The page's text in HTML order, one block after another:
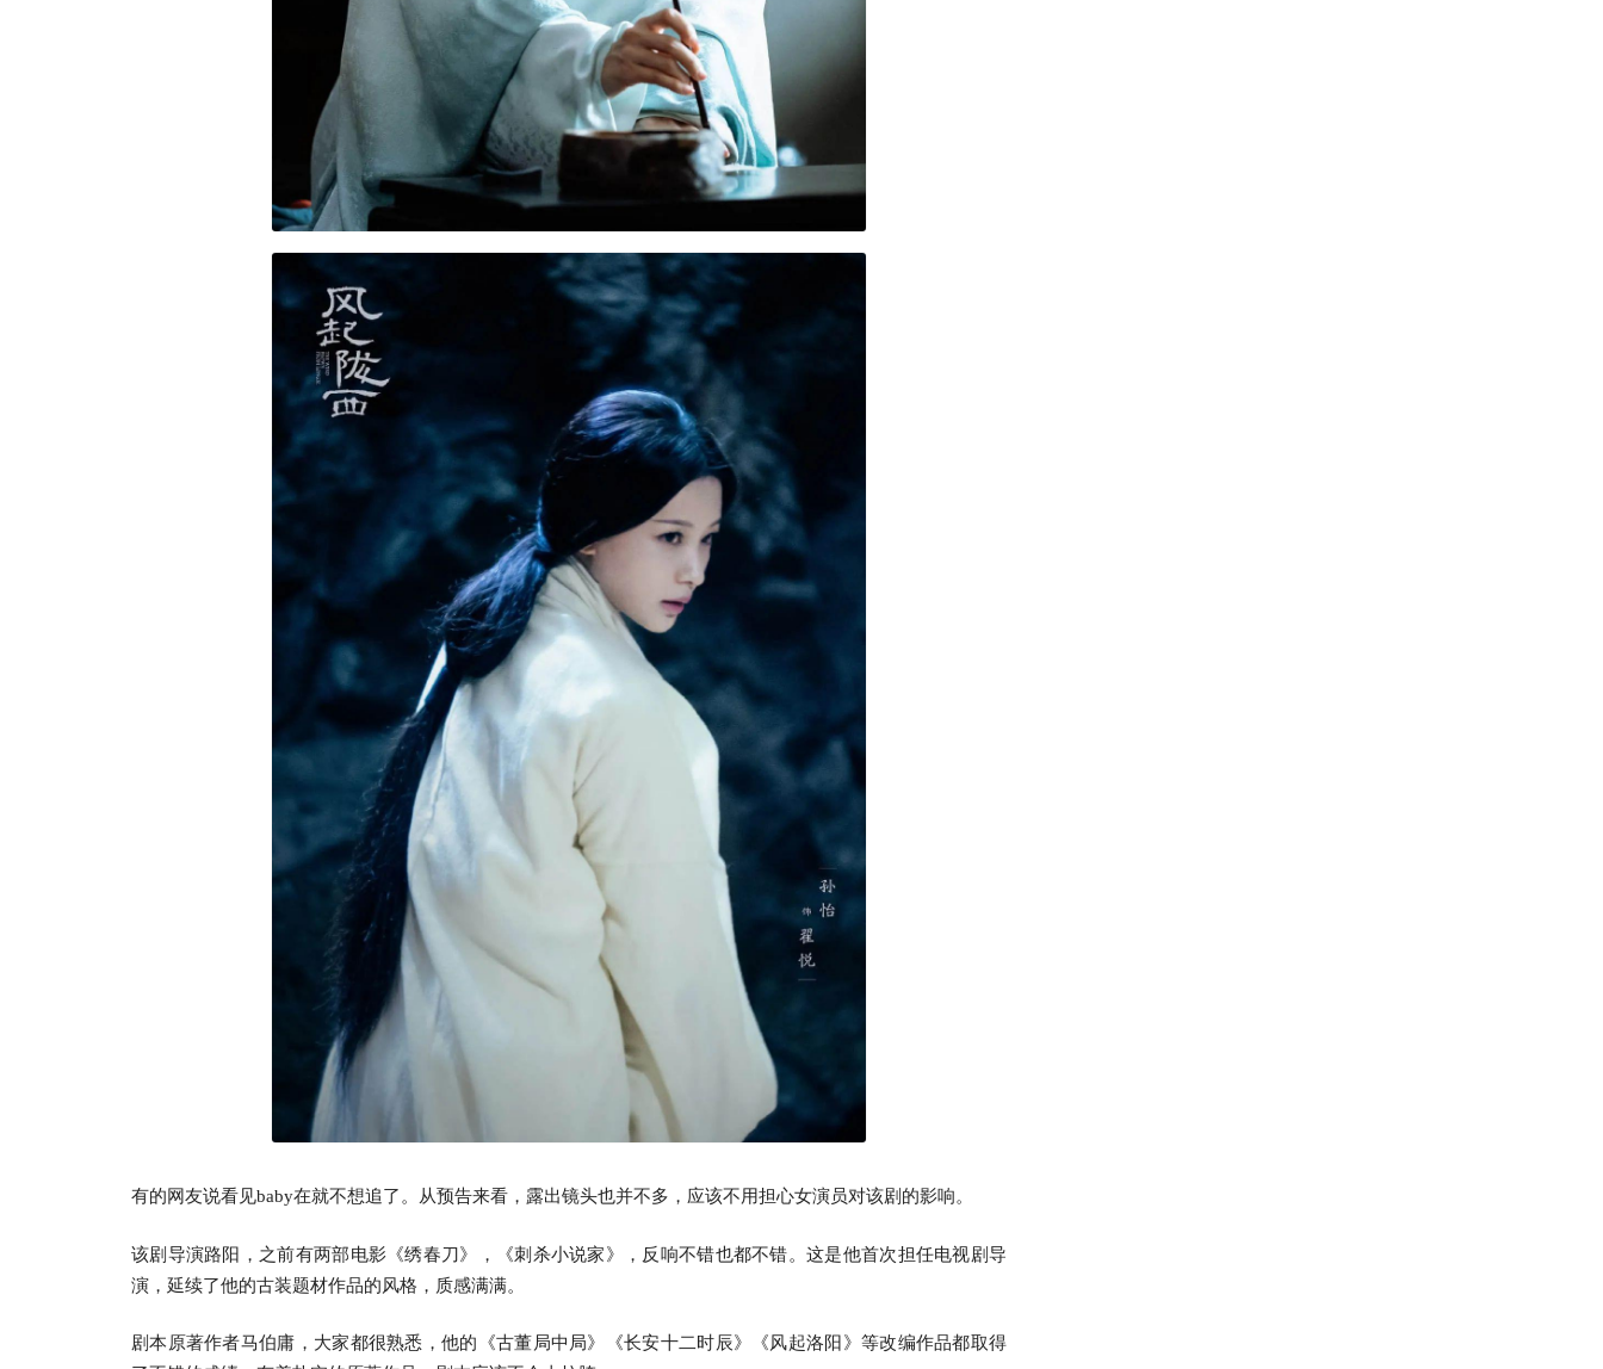
有的网友说看见baby在就不想追了。从预告来看，露出镜头也并不多，应该不用担心女演员对该剧的影响。
该剧导演路阳，之前有两部电影《绣春刀》，《刺杀小说家》，反响不错也都不错。这是他首次担任电视剧导
演，延续了他的古装题材作品的风格，质感满满。
剧本原著作者马伯庸，大家都很熟悉，他的《古董局中局》《长安十二时辰》《风起洛阳》等改编作品都取得